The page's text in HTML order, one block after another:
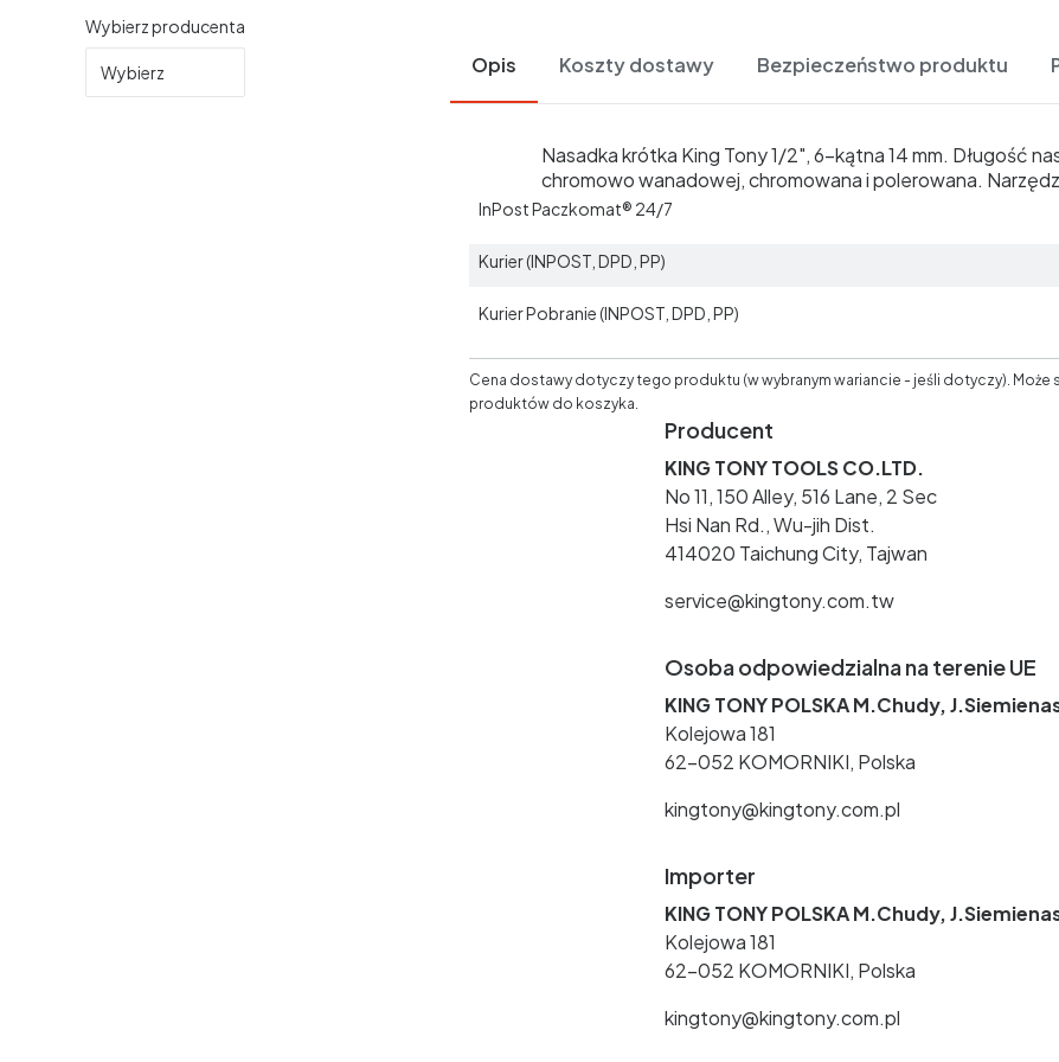
Wybierz producenta
Wybierz Opis Koszty dostawy Bezpieczeństwo produktu
Nasadka krótka King Tony 1/2", 6-kątna 14 mm. Długość
chromowo wanadowej, chromowana i polerowana.
InPost Paczkomat® 24/7
Kurier (INPOST, DPD, PP)
Kurier Pobranie (INPOST, DPD, PP)
Cena dostawy dotyczy tego produktu (w wybranym wariancie - jeśli dotyczy). Może
produktów do koszyka.
Producent
KING TONY TOOLS CO.LTD.
No 11, 150 Alley, 516 Lane, 2 Sec
Hsi Nan Rd., Wu-jih Dist.
414020 Taichung City, Tajwan
service@kingtony.com.tw
Osoba odpowiedzialna na terenie UE
KING TONY POLSKA M.Chudy,
Kolejowa 181
62-052 KOMORNIKI, Polska
kingtony@kingtony.com.pl
Importer
KING TONY POLSKA M.Chudy,
Kolejowa 181
62-052 KOMORNIKI, Polska
kingtony@kingtony.com.pl